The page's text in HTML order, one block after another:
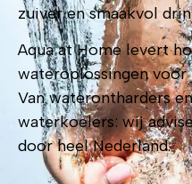
zuiver en smaakvol
Aqua at Home levert
wateroplossingen
Van waterontharders
waterkoelers: wij
door heel Nederland.